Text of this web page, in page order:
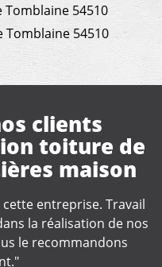
54510
54510
clients
"Travail rapide et
pas eu de devis